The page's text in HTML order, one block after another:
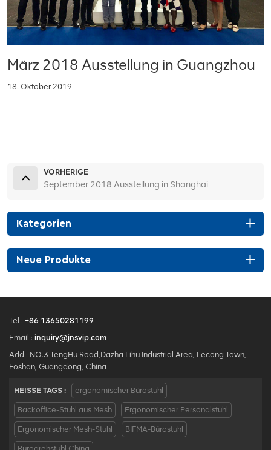
März 2018 Ausstellung in Guangzhou
18. Oktober 2019
VORHERIGE
September 2018 Ausstellung in Shanghai
Kategorien
Neue Produkte
Tel : +86 13650281199
Email : inquiry@jnsvip.com
Add : NO.3 TengHu Road,Dazha Lihu Industrial Area, Lecong Town,
Foshan, Guangdong, China
HEISSE TAGS : ergonomischer Bürostuhl
Backoffice-Stuhl aus Mesh Ergonomischer Personalstuhl
Ergonomischer Mesh-Stuhl BIFMA-Bürostuhl